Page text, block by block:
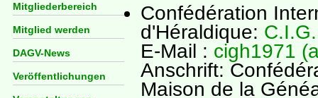
Mitgliederbereich
Mitglied werden
DAGV-News
Veröffentlichungen
Confédération
d'Héraldique:
E-Mail : cigh1971
Anschrift:
Maison de la